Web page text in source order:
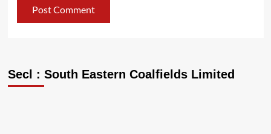
Secl : South Eastern Coalfields Limited